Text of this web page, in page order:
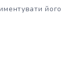
його